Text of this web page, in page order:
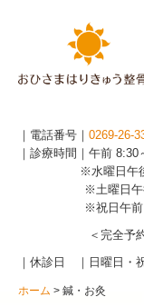
ホーム
当院について
設備紹介
整骨
｜電話番号｜ 0269-26-
｜診療時間｜午前
※水曜日午後：
※土曜日午後：
※祝日午前
＜完全予
｜休診日 ｜ 日曜日・
ホーム 鍼・お灸